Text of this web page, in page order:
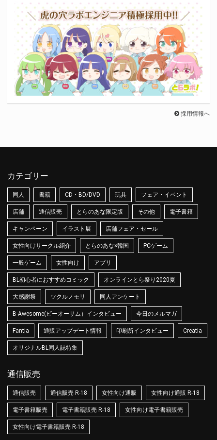
採用情報へ
カテゴリー
同人 書籍 CD・BD/DVD 玩具 フェア・イベント
店舗 通信販売 とらのあな限定版 その他 電子書籍
キャンペーン イラスト展 店舗フェア・セール
女性向けサークル紹介 とらのあな×韓国 PCゲーム
一般ゲーム 女性向け アプリ
BL初心者におすすめコミック オンラインとら祭り2020夏
大感謝祭 ツクルノモリ 同人アンケート
B-Awesome(ビーオーサム）インタビュー 今日のメルマガ
Fantia 通販アップデート情報 印刷所インタビュー Creatia
オリジナルBL同人誌特集
通信販売
通信販売 通信販売 R-18 女性向け通販 女性向け通販 R-18
電子書籍販売 電子書籍販売 R-18 女性向け電子書籍販売
女性向け電子書籍販売 R-18